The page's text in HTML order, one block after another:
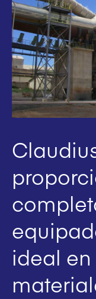
ideal